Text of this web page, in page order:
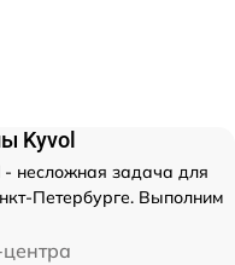
Kyvol
несложная задача для
Петербурге. Выполним